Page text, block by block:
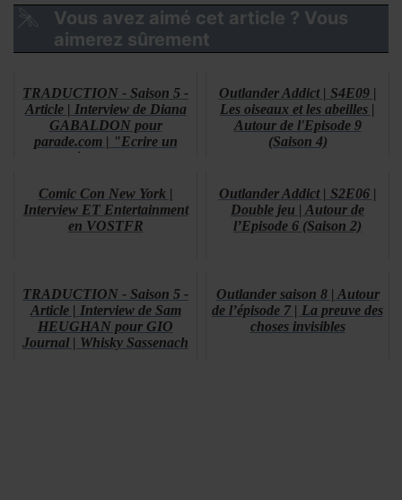
Vous avez aimé cet article ? Vous
aimerez sûrement
TRADUCTION - Saison 5 -
Article | Interview de Diana
GABALDON pour
parade.com | "Ecrire un
épisode e...
Outlander Addict | S4E09 |
Les oiseaux et les abeilles |
Autour de l'Episode 9
(Saison 4)
Comic Con New York |
Interview ET Entertainment
en VOSTFR
Outlander Addict | S2E06 |
Double jeu | Autour de
l’Episode 6 (Saison 2)
TRADUCTION - Saison 5 -
Article | Interview de Sam
HEUGHAN pour GIO
Journal | Whisky Sassenach
Outlander saison 8 | Autour
de l’épisode 7 | La preuve des
choses invisibles